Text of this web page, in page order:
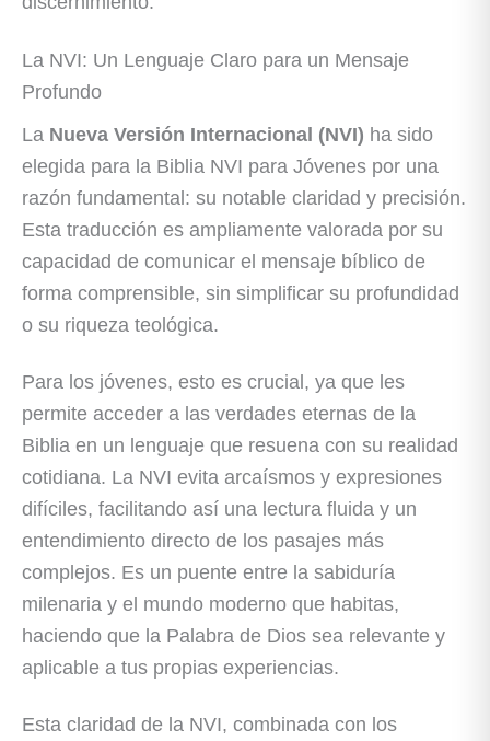
La NVI: Un Lenguaje Claro para un Mensaje
Profundo
La Nueva Versión Internacional (NVI) ha sido
elegida para la Biblia NVI para Jóvenes por una
razón fundamental: su notable claridad y precisión.
Esta traducción es ampliamente valorada por su
capacidad de comunicar el mensaje bíblico de
forma comprensible, sin simplificar su profundidad
o su riqueza teológica.
Para los jóvenes, esto es crucial, ya que les
permite acceder a las verdades eternas de la
Biblia en un lenguaje que resuena con su realidad
cotidiana. La NVI evita arcaísmos y expresiones
difíciles, facilitando así una lectura fluida y un
entendimiento directo de los pasajes más
complejos. Es un puente entre la sabiduría
milenaria y el mundo moderno que habitas,
haciendo que la Palabra de Dios sea relevante y
aplicable a tus propias experiencias.
Esta claridad de la NVI, combinada con los